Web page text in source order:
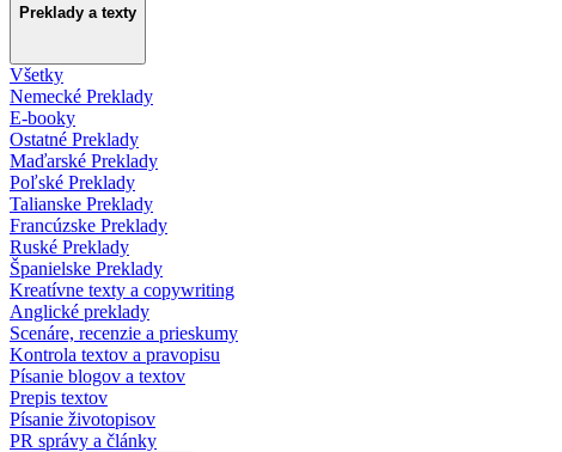
Preklady a texty
Všetky
Nemecké Preklady
E-booky
Ostatné Preklady
Maďarské Preklady
Poľské Preklady
Talianske Preklady
Francúzske Preklady
Ruské Preklady
Španielske Preklady
Kreatívne texty a copywriting
Anglické preklady
Scenáre, recenzie a prieskumy
Kontrola textov a pravopisu
Písanie blogov a textov
Prepis textov
Písanie životopisov
PR správy a články